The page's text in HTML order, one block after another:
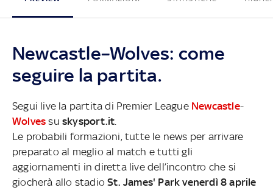
Newcastle–Wolves: come
seguire la partita.
Segui live la partita di Premier League Newcastle-
Wolves suskysport.it
Le probabili formazioni, tutte le news per arrivare
preparato al meglio al match e tutti gli
aggiornamenti in diretta live dell’incontro che si
giocherà allo stadioSt. James' Park venerdì 8 aprile